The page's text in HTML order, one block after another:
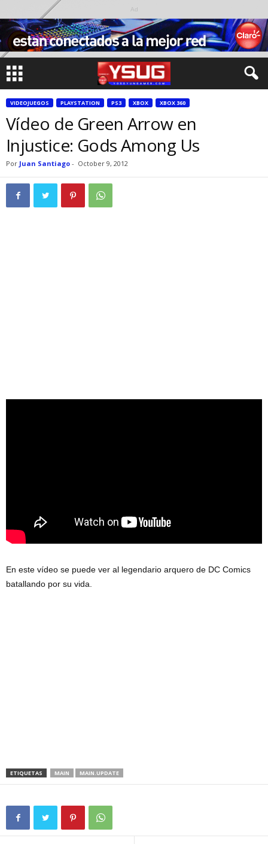
Ad
VIDEOJUEGOS PLAYSTATION PS3 XBOX XBOX 360
Vídeo de Green Arrow en
Injustice: Gods Among Us
Por Juan Santiago - October 9, 2012
En este vídeo se puede ver al legendario arquero de DC Comics
batallando por su vida.
ETIQUETAS MAIN MAIN.UPDATE